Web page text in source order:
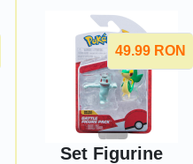
49.99 RON
Set Figurine